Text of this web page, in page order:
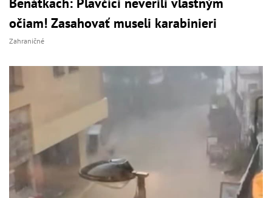
očiam! Zasahovať museli karabinieri
Zahraničné